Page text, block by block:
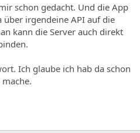
schon gedacht. Und die App
über irgendeine API auf die
kann die Server auch direkt
Ich glaube ich hab da schon